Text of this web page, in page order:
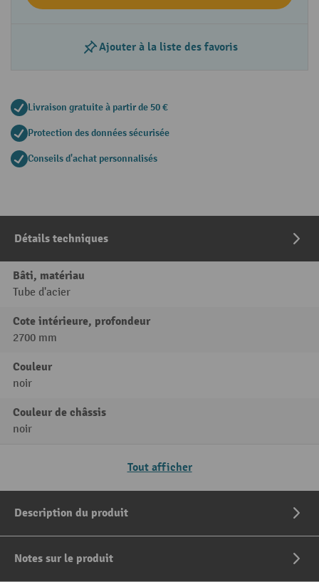
Ajouter à la liste des favoris
Livraison gratuite à partir de 50 €
Protection des données sécurisée
Conseils d'achat personnalisés
Détails techniques
Bâti, matériau
Tube d'acier
Cote intérieure, profondeur
2700 mm
Couleur
noir
Couleur de châssis
noir
Tout afficher
Description du produit
Notes sur le produit